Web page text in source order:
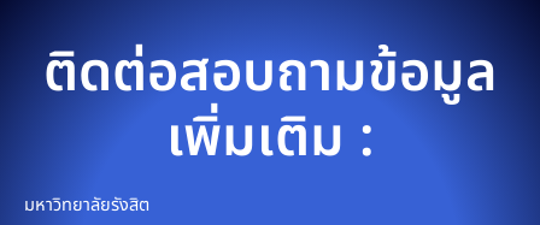
ติดต่อสอบถามข้อมูล
เพิ่มเติม :
มหาวิทยาลัยรังสิต